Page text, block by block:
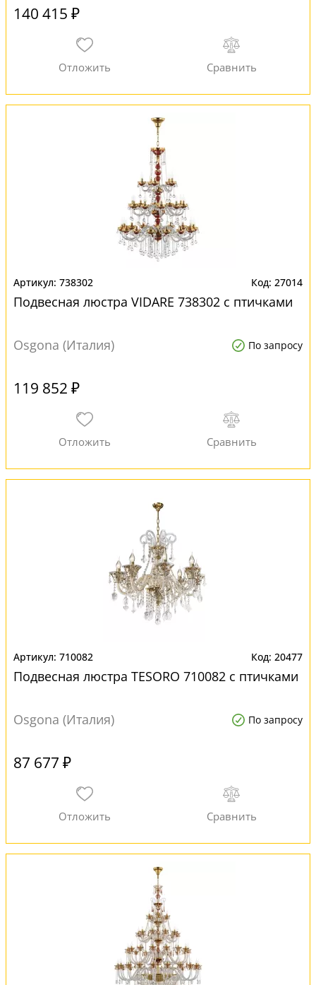
140 415 ₽
738302 27014
Подвесная люстра VIDARE 738302 с птичками
Osgona (Италия) По запросу
119 852 ₽
710082 20477
Подвесная люстра TESORO 710082 с птичками
Osgona (Италия) По запросу
87 677 ₽